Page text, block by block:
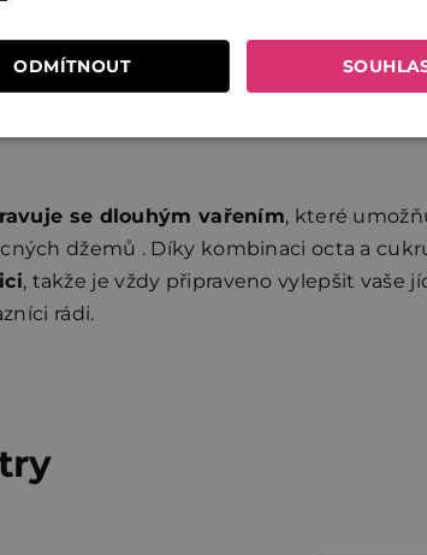
maso během posledních minut grilování a
krustu s jemnou pikantností. Chutney
se dlouhým vařením, které
džemů . Díky kombinaci octa a
, takže je vždy připraveno vylepšit vaše
rádi.
ODMÍTNOUT